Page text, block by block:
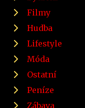
Filmy
Hudba
Lifestyle
Móda
Ostatní
Peníze
Zábava